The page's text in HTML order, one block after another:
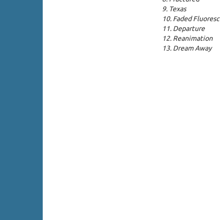
9. Texas
10. Faded
11. Departure
12. Reanimation
13. Dream Away